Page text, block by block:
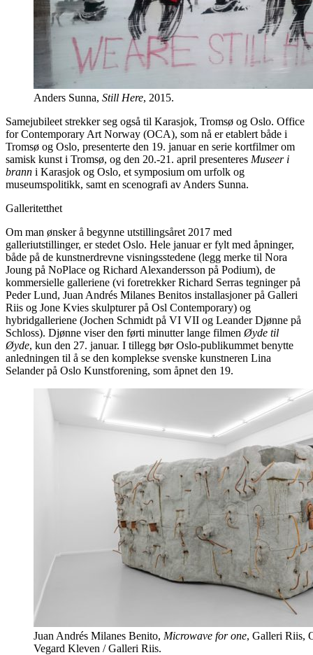
Anders Sunna, Still Here, 2015.
Samejubileet strekker seg også til Karasjok, Tromsø og Oslo. Office
for Contemporary Art Norway (OCA), som nå er etablert både i
Tromsø og Oslo, presenterte den 19. januar en serie kortfilmer om
samisk kunst i Tromsø, og den 20.-21. april presenteres Museer i
brann i Karasjok og Oslo, et symposium om urfolk og
museumspolitikk, samt en scenografi av Anders Sunna.
Galleritetthet
Om man ønsker å begynne utstillingsåret 2017 med
galleriutstillinger, er stedet Oslo. Hele januar er fylt med åpninger,
både på de kunstnerdrevne visningsstedene (legg merke til Nora
Joung på NoPlace og Richard Alexandersson på Podium), de
kommersielle galleriene (vi foretrekker Richard Serras tegninger på
Peder Lund, Juan Andrés Milanes Benitos installasjoner på Galleri
Riis og Jone Kvies skulpturer på Osl Contemporary) og
hybridgalleriene (Jochen Schmidt på VI VII og Leander Djønne på
Schloss). Djønne viser den førti minutter lange filmen Øyde til
Øyde, kun den 27. januar. I tillegg bør Oslo-publikummet benytte
anledningen til å se den komplekse svenske kunstneren Lina
Selander på Oslo Kunstforening, som åpnet den 19.
Juan Andrés Milanes Benito, Microwave for one, Galleri Riis,
Vegard Kleven / Galleri Riis.